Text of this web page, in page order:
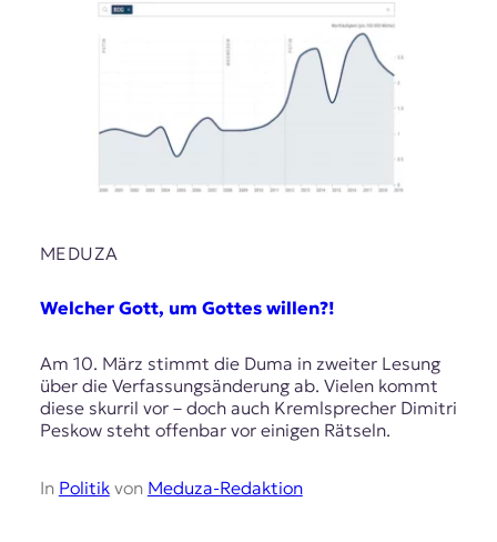
MEDUZA
Welcher Gott, um Gottes willen?!
Am 10. März stimmt die Duma in zweiter Lesung
über die Verfassungsänderung ab. Vielen kommt
diese skurril vor – doch auch Kremlsprecher Dimitri
Peskow steht offenbar vor einigen Rätseln.
In Politikvon Meduza-Redaktion